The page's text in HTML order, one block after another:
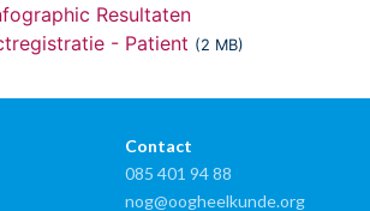
Resultaten
- Patient (2 MB)
Contact
085 401 94 88
nog@oogheelkunde.org